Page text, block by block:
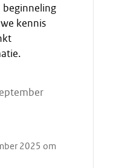
beginneling
kennis
2025 om